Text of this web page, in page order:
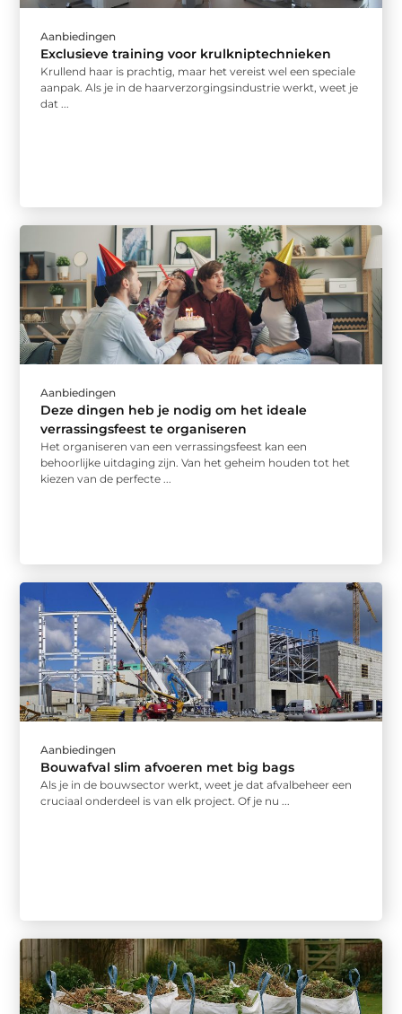
Aanbiedingen
Exclusieve training voor krulkniptechnieken
Krullend haar is prachtig, maar het vereist wel een speciale
aanpak. Als je in de haarverzorgingsindustrie werkt, weet je
dat ...
Aanbiedingen
Deze dingen heb je nodig om het ideale
verrassingsfeest te organiseren
Het organiseren van een verrassingsfeest kan een
behoorlijke uitdaging zijn. Van het geheim houden tot het
kiezen van de perfecte ...
Aanbiedingen
Bouwafval slim afvoeren met big bags
Als je in de bouwsector werkt, weet je dat afvalbeheer een
cruciaal onderdeel is van elk project. Of je nu ...